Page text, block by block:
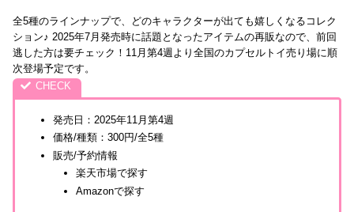
全5種のラインナップで、どのキャラクターが出ても嬉しくなるコレク
ション♪ 2025年7月発売時に話題となったアイテムの再販なので、前回
逃した方は要チェック！11月第4週より全国のカプセルトイ売り場に順
次登場予定です。
発売日：2025年11月第4週
価格/種類：300円/全5種
販売/予約情報
楽天市場で探す
Amazonで探す